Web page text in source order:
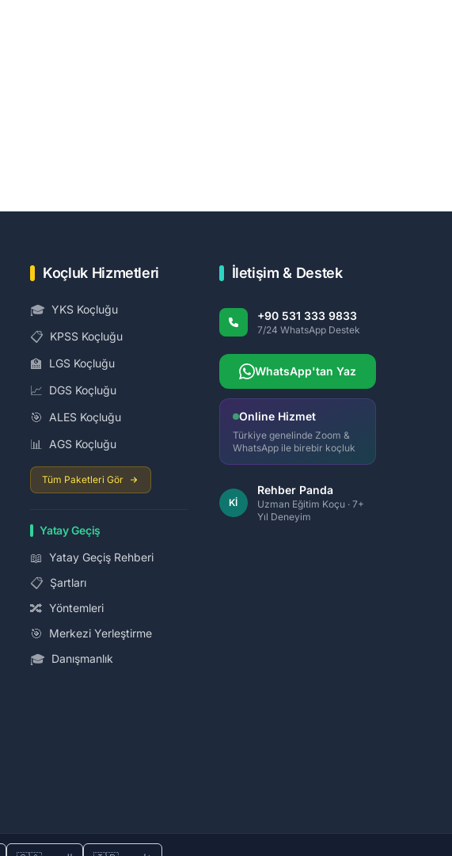
Koçluk Hizmetleri
🎓 YKS Koçluğu
📋 KPSS Koçluğu
🏫 LGS Koçluğu
📈 DGS Koçluğu
🎯 ALES Koçluğu
📊 AGS Koçluğu
Tüm Paketleri Gör
Yatay Geçiş
📖 Yatay Geçiş Rehberi
📋 Şartları
🔀 Yöntemleri
🎯 Merkezi Yerleştirme
🎓 Danışmanlık
İletişim & Destek
+90 531 333 9833
7/24 WhatsApp Destek
WhatsApp'tan Yaz
Online Hizmet
Türkiye genelinde Zoom &
WhatsApp ile birebir koçluk
Kİ
Rehber Panda
Uzman Eğitim Koçu · 7+
Yıl Deneyim